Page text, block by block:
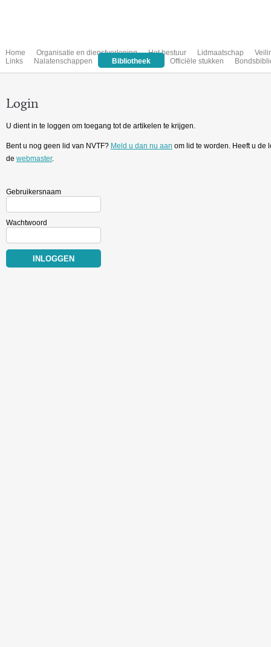
Home Organisatie en dienstverlening Het bestuur Lidmaatschap
Links
Nalatenschappen Bibliotheek Officiële stukken
Login
U dient in te loggen om toegang tot de artikelen te krijgen.
Bent u nog geen lid van NVTF? Meld u dan nu aan om lid te worden. Heeft u de
de webmaster.
Gebruikersnaam
Wachtwoord